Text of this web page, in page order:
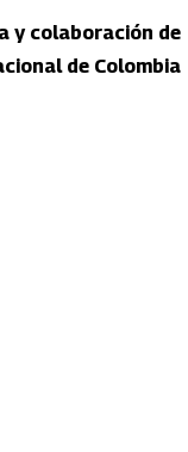
y colaboración de
de Colombia